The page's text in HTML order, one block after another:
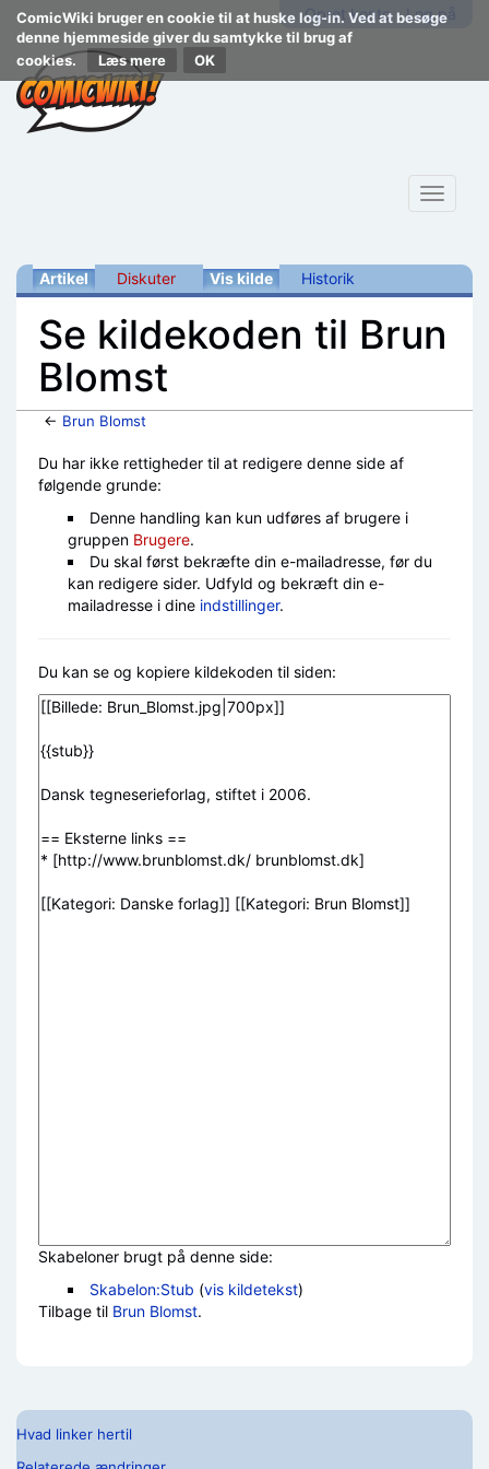
ComicWiki bruger en cookie til at huske log-in. Ved at besøge
denne hjemmeside giver du samtykke til brug af
cookies.
Læs mere
Opret konto Log på
Toggle
Artikel Diskuter Vis kilde Historik
Se kildekoden til Brun
Blomst
← Brun Blomst
Du har ikke rettigheder til at redigere denne side af
følgende grunde:
Denne handling kan kun udføres af brugere i
gruppen Brugere.
Du skal først bekræfte din e-mailadresse, før du
kan redigere sider. Udfyld og bekræft din e-
mailadresse i dine indstillinger.
Du kan se og kopiere kildekoden til siden:
Skabeloner brugt på denne side:
Skabelon:Stub (vis kildetekst)
Tilbage til Brun Blomst.
Hvad linker hertil